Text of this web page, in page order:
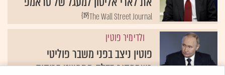
{19}The Wall Street Journal
ולדימיר פוטין
פוטין ניצב בפני משבר פוליטי
כשמחסור בדלק מתפשט ברוסיה